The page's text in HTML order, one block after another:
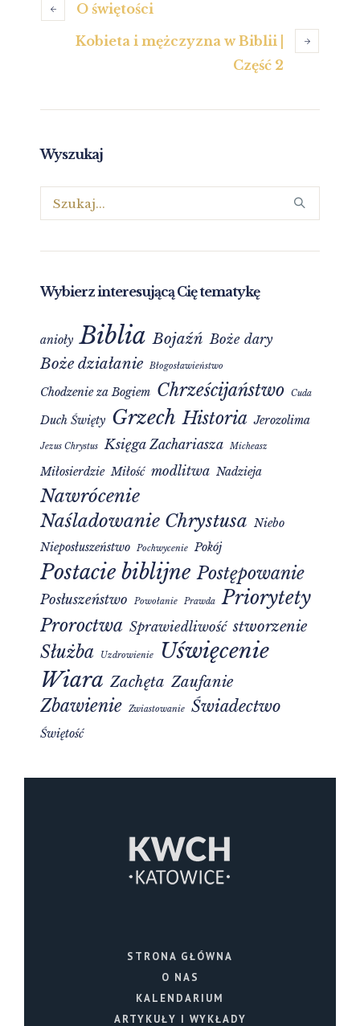
O świętości
Kobieta i mężczyzna w Biblii |
Część 2
Wyszukaj
Wybierz interesującą Cię tematykę
anioły Biblia Bojaźń Boże dary
Boże działanie Błogosławieństwo
Chodzenie za Bogiem Chrześcijaństwo Cuda
Duch Święty Grzech Historia Jerozolima
Jezus Chrystus Księga Zachariasza Micheasz
Miłosierdzie Miłość modlitwa Nadzieja
Nawrócenie
Naśladowanie Chrystusa Niebo
Nieposłuszeństwo
Pochwycenie Pokój
Postacie biblijne Postępowanie
Posłuszeństwo Powołanie Prawda Priorytety
Proroctwa Sprawiedliwość stworzenie
Służba Uzdrowienie
Uświęcenie
Wiara Zachęta Zaufanie
Zbawienie Zwiastowanie Świadectwo
Świętość
STRONA GŁÓWNA
O NAS
KALENDARIUM
ARTYKUŁY I WYKŁADY